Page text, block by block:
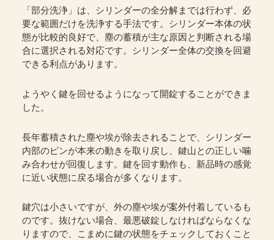
「部分洗浄」は、シリンダーの全分解までは行わず、必
要な範囲だけを洗浄する手法です。シリンダー本体の状
態が比較的良好で、塵の蓄積が主な原因と判断される場
合に選択される対応です。シリンダー全体の交換を回避
できる利点があります。
ようやく鍵を回せるようになって開錠することができま
した。
長年蓄積された塵や埃が除去されることで、シリンダー
内部のピンが本来の動きを取り戻し、鍵山との正しい噛
み合わせが回復します。鍵を回す動作も、新品時の感覚
に近い状態に戻る場合が多くなります。
鍵穴は小さいですが、外の塵や埃が案外付着しているも
のです。抜けない場合、最悪破錠しなければならなくな
りますので、こまめに鍵の状態をチェックしておくこと